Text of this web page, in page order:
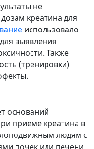
не
креатина для
использовало
выявления
Также
(тренировки)
оснований
приеме креатина в
людям с
почек или печени